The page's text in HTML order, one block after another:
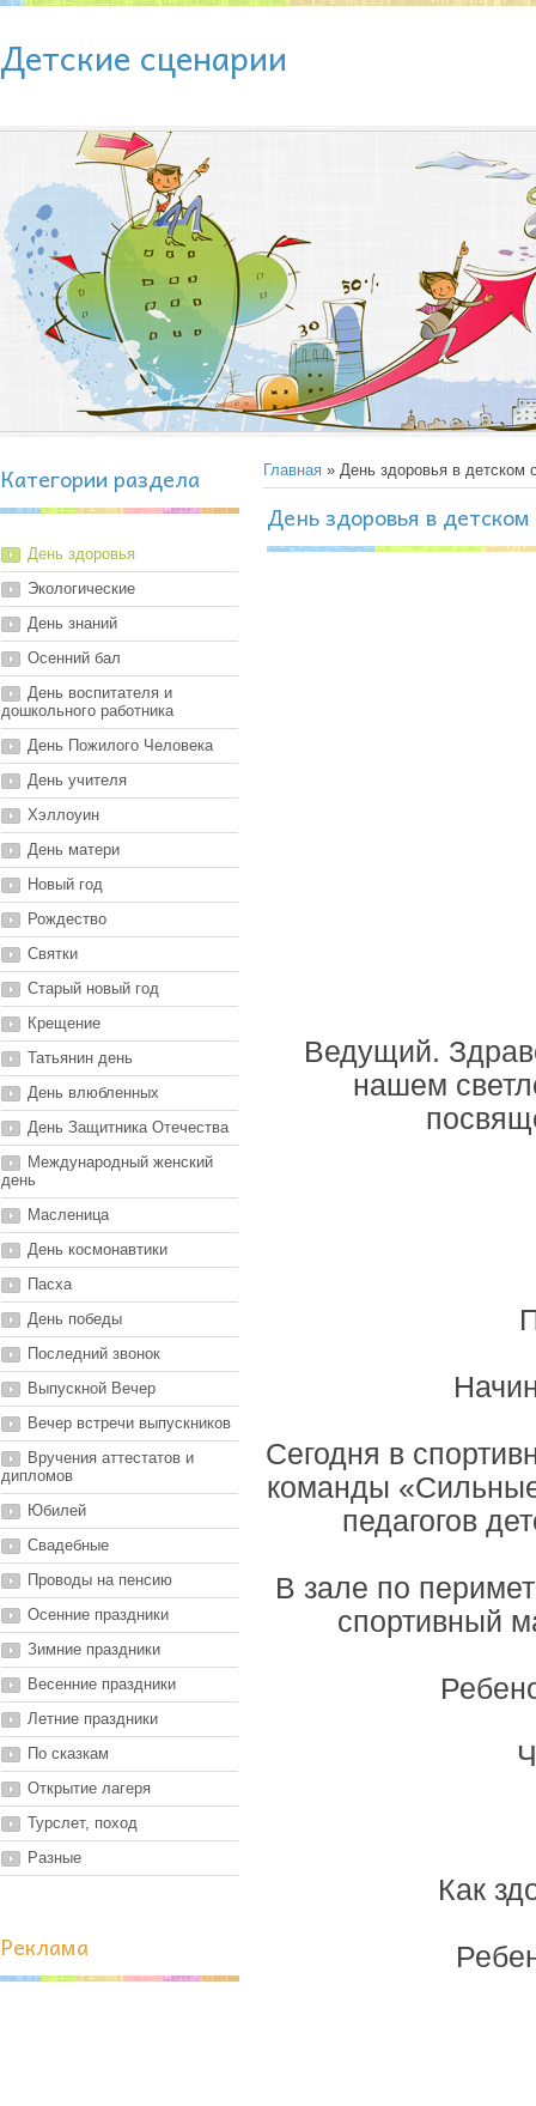
Детские сценарии
Категории раздела
День здоровья
Экологические
День знаний
Осенний бал
День воспитателя и
дошкольного работника
День Пожилого Человека
День учителя
Хэллоуин
День матери
Новый год
Рождество
Святки
Старый новый год
Крещение
Татьянин день
День влюбленных
День Защитника Отечества
Международный женский
день
Масленица
День космонавтики
Пасха
День победы
Последний звонок
Выпускной Вечер
Вечер встречи выпускников
Вручения аттестатов и
дипломов
Юбилей
Свадебные
Проводы на пенсию
Осенние праздники
Зимние праздники
Весенние праздники
Летние праздники
По сказкам
Открытие лагеря
Турслет, поход
Разные
Реклама
Главная » День здоровья в детском
День здоровья в
Ведущий.
нашем
Сегодня в
команды
педагогов
В зале по
спортивный
Как